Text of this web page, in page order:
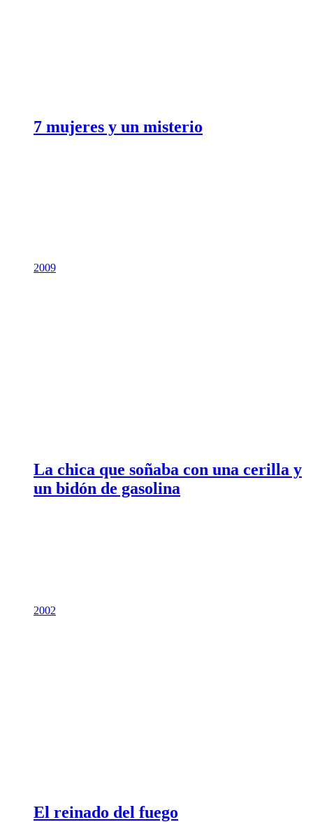
7 mujeres y un misterio
2009
La chica que soñaba con una cerilla y
un bidón de gasolina
2002
El reinado del fuego